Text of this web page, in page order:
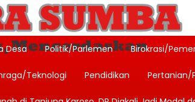
Desa Politik/Parlemen Birokrasi/
Teknologi Pendidikan Pertanian/